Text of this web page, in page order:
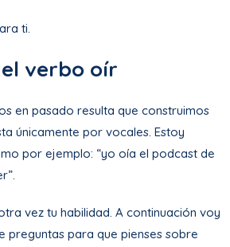
ti.
verbo oír
en pasado resulta que construimos
únicamente por vocales. Estoy
por ejemplo: “yo oía el podcast de
vez tu habilidad. A continuación voy
preguntas para que pienses sobre